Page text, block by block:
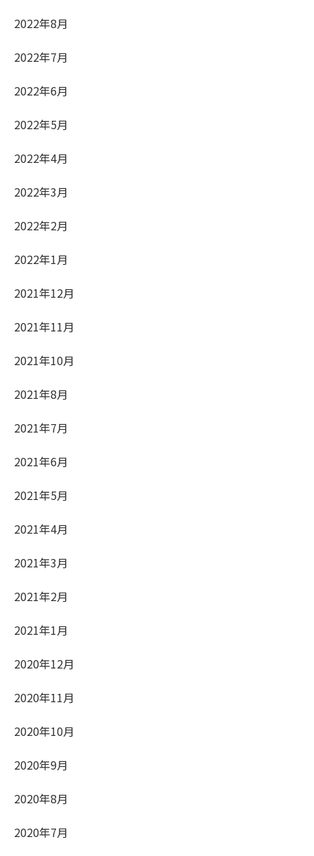
2022年8月
2022年7月
2022年6月
2022年5月
2022年4月
2022年3月
2022年2月
2022年1月
2021年12月
2021年11月
2021年10月
2021年8月
2021年7月
2021年6月
2021年5月
2021年4月
2021年3月
2021年2月
2021年1月
2020年12月
2020年11月
2020年10月
2020年9月
2020年8月
2020年7月